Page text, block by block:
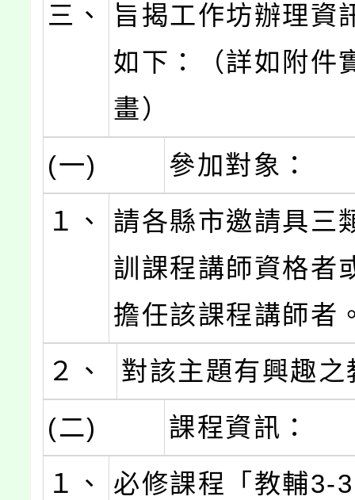
三、
旨揭工作坊辦理資
如下：（詳如附件
畫）
(一)
參加對象：
１、
請各縣市邀請具三
訓課程講師資格者
擔任該課程講師者
２、
對該主題有興趣之
(二)
課程資訊：
１、
必修課程「教輔3-